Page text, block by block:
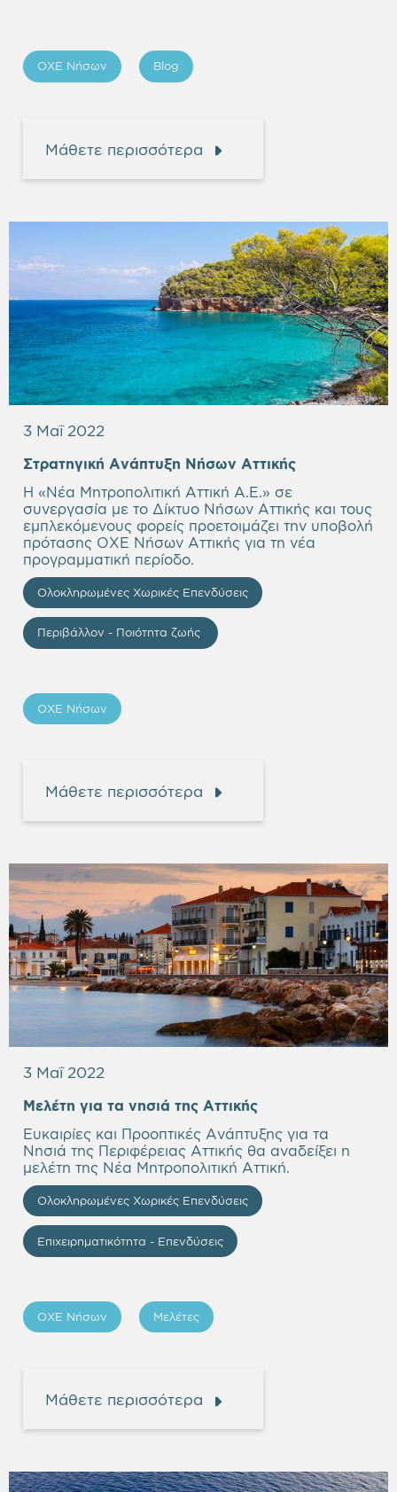
ΟΧΕ Νήσων Blog
Μάθετε περισσότερα
3 Μαΐ 2022
Στρατηγική Ανάπτυξη Νήσων Αττικής
Η «Νέα Μητροπολιτική Αττική Α.Ε.» σε
συνεργασία με το Δίκτυο Νήσων Αττικής και τους
εμπλεκόμενους φορείς προετοιμάζει την υποβολή
πρότασης ΟΧΕ Νήσων Αττικής για τη νέα
προγραμματική περίοδο.
Ολοκληρωμένες Χωρικές Επενδύσεις
Περιβάλλον - Ποιότητα ζωής
ΟΧΕ Νήσων
Μάθετε περισσότερα
3 Μαΐ 2022
Μελέτη για τα νησιά της Αττικής
Ευκαιρίες και Προοπτικές Ανάπτυξης για τα
Νησιά της Περιφέρειας Αττικής θα αναδείξει η
μελέτη της Νέα Μητροπολιτική Αττική.
Ολοκληρωμένες Χωρικές Επενδύσεις
Επιχειρηματικότητα - Επενδύσεις
ΟΧΕ Νήσων Μελέτες
Μάθετε περισσότερα